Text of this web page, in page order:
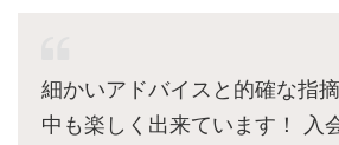
細かいアドバイスと的確な指
中も楽しく出来ています！ 入